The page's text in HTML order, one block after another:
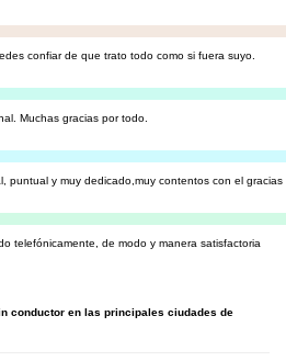
confiar de que trato todo como si fuera suyo.
Muchas gracias por todo.
puntual y muy dedicado,muy contentos con el gracias
telefónicamente, de modo y manera satisfactoria
conductor en las principales ciudades de